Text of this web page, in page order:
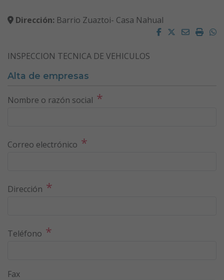
Dirección: Barrio Zuaztoi- Casa Nahual
Facebook
Twitter
Email
INSPECCION TECNICA DE VEHICULOS
Alta de empresas
Nombre o razón social *
Correo electrónico *
Dirección *
Teléfono *
Fax